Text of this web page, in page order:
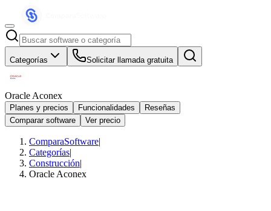
Categorías Solicitar llamada gratuita
Oracle Aconex
Planes y precios Funcionalidades
Reseñas
Comparar software
Ver precio
ComparaSoftware|
Categorías|
Construcción|
Oracle Aconex